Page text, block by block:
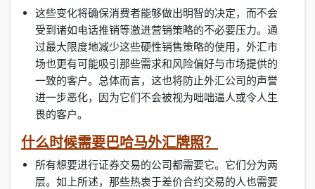
这些变化将确保消费者能够做出明智的决定，而不会
受到诸如电话推销等激进营销策略的不必要压力。通
过最大限度地减少这些硬性销售策略的使用，外汇市
场也更有可能吸引那些需求和风险偏好与市场提供的
一致的客户。总体而言，这也将防止外汇公司的声誉
进一步恶化，因为它们不会被视为咄咄逼人或令人生
畏的客户。
什么时候需要巴哈马外汇牌照？
所有想要进行证券交易的公司都需要它。它们分为两
层。如上所述，那些热衷于差价合约交易的人也需要